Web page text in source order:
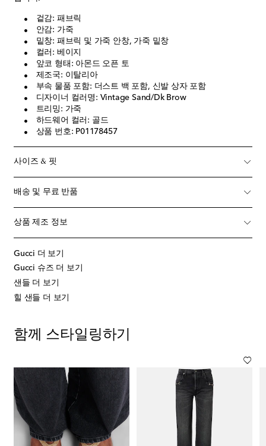
겉감: 패브릭
안감: 가죽
밑창: 패브릭 및 가죽 안창, 가죽 밑창
컬러: 베이지
앞코 형태: 아몬드 오픈 토
제조국: 이탈리아
부속 물품 포함: 더스트 백 포함, 신발 상자 포함
디자이너 컬러명: Vintage Sand/Dk Brow
트리밍: 가죽
하드웨어 컬러: 골드
상품 번호: P01178457
사이즈 & 핏
배송 및 무료 반품
상품 제조 정보
Gucci 더 보기
Gucci 슈즈 더 보기
샌들 더 보기
힐 샌들 더 보기
함께 스타일링하기